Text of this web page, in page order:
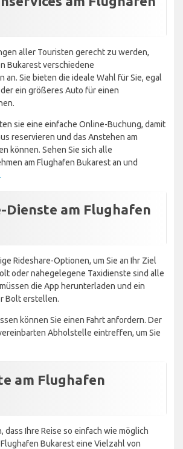
aller Touristen gerecht zu werden,
Bukarest verschiedene
an. Sie bieten die ideale Wahl für Sie, egal
ein größeres Auto für einen
sie eine einfache Online-Buchung, damit
reservieren und das Anstehen am
können. Sehen Sie sich alle
am Flughafen Bukarest an und
Dienste am Flughafen
Rideshare-Optionen, um Sie an Ihr Ziel
oder nahegelegene Taxidienste sind alle
die App herunterladen und ein
Bolt erstellen.
können Sie einen Fahrt anfordern. Der
Abholstelle eintreffen, um Sie
am Flughafen
dass Ihre Reise so einfach wie möglich
Bukarest eine Vielzahl von